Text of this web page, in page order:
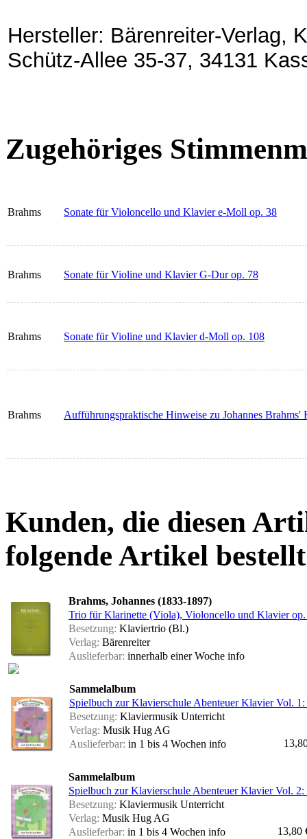
Hersteller: Bärenreiter-Verlag,
Schütz-Allee 35-37, 34131
Zugehöriges
Brahms Sonate für Violoncello und Klavier e-Moll op. 38
Brahms Sonate für Violine und Klavier G-Dur op. 78
Brahms Sonate für Violine und Klavier d-Moll op. 108
Brahms Aufführungspraktische Hinweise zu Johannes Brahms'
Kunden, die diesen
folgende Artikel
Brahms, Johannes (1833-1897)
Trio für Klarinette (Viola), Violoncello und Klavier op.
Besetzung: Klaviertrio (Bl.)
Verlag: Bärenreiter
Auslieferbar: innerhalb einer Woche info
Sammelalbum
Spielbuch zur Klavierschule Abenteuer Klavier Vol. 1:
Besetzung: Klaviermusik Unterricht
Verlag: Musik Hug AG
Auslieferbar: in 1 bis 4 Wochen info
Sammelalbum
Spielbuch zur Klavierschule Abenteuer Klavier Vol. 2:
Besetzung: Klaviermusik Unterricht
Verlag: Musik Hug AG
Auslieferbar: in 1 bis 4 Wochen info 13,80